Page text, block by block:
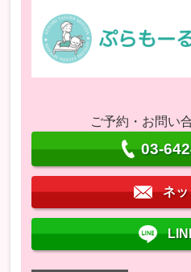
ご予約・お問い
03-
ネ